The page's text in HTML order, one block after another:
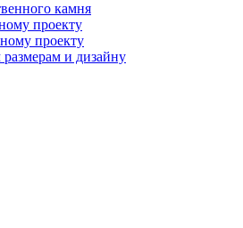
камня
проекту
проекту
и дизайну